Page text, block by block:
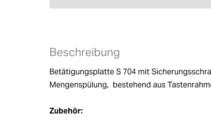
Beschreibung
Betätigungsplatte S 704 mit
Mengenspülung,  bestehend aus
Zubehör: